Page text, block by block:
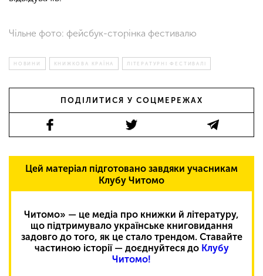
Чільне фото: фейсбук-сторінка фестивалю
НОВИНИ КНИЖКОВА КРАЇНА ЛІТЕРАТУРНІ ФЕСТИВАЛІ
ПОДІЛИТИСЯ У СОЦМЕРЕЖАХ
Цей матеріал підготовано завдяки учасникам
Клубу Читомо
Читомо» — це медіа про книжки й літературу,
що підтримувало українське книговидання
задовго до того, як це стало трендом. Ставайте
частиною історії — доєднуйтеся до Клубу
Читомо!